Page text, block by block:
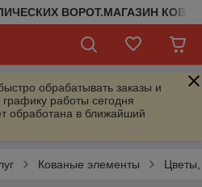
ВОРОТ.МАГАЗИН
обрабатывать заказы и
работы сегодня
обработана в ближайший
Кованые элементы Цветы,